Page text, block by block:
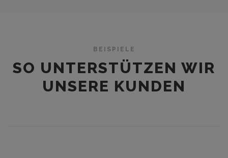
BEISPIELE
SO UNTERSTÜTZEN WIR
UNSERE KUNDEN